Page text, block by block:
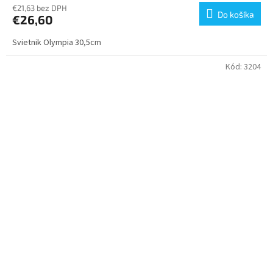
€21,63 bez DPH
€26,60 Do košíka
Svietnik Olympia 30,5cm
Kód: 3204